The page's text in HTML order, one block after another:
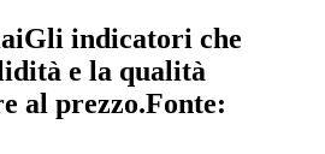
iGli indicatori che
e la qualità
al prezzo.Fonte: